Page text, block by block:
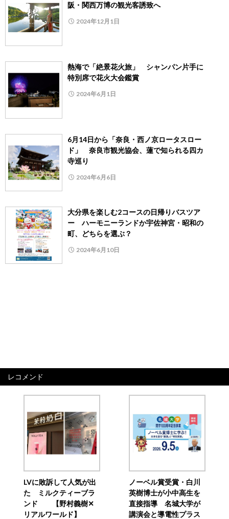
阪・関西万博の観光客誘致へ
2024年12月1日
熱海で「絶景花火旅」 シャンパン片手に
特別席で花火大会鑑賞
2024年6月1日
6月14日から「奈良・西ノ京ロータスロー
ド」 奈良市観光協会、蓮で知られる四カ
寺巡り
2024年6月6日
大分県を楽しむ2コースの日帰りバスツア
ー ハーモニーランドか宇佐神宮・昭和の
町、どちらを選ぶ？
2024年6月10日
レコメンド
LVに敗訴して人気が出
た ミルクティーブラ
ンド 【野村義樹✕
リアルワールド】
ノーベル賞受賞・白川
英樹博士が小中高生を
直接指導 名城大学が
講演会と導電性プラス